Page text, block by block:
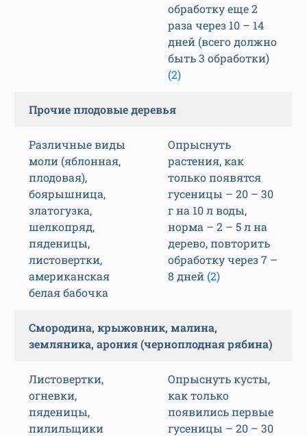
обработку еще 2
раза через 10 – 14
дней (всего должно
быть 3 обработки)
(2)
Прочие плодовые деревья
Различные виды
моли (яблонная,
плодовая),
боярышница,
златогузка,
шелкопряд,
пяденицы,
листовертки,
американская
белая бабочка
Опрыснуть
растения, как
только появятся
гусеницы – 20 – 30
г на 10 л воды,
норма – 2 – 5 л на
дерево, повторить
обработку через 7 –
8 дней (2)
Смородина, крыжовник, малина,
земляника, арония (черноплодная рябина)
Листовертки,
огневки,
пяденицы,
пилильщики
Опрыснуть кусты,
как только
появились первые
гусеницы – 20 – 30